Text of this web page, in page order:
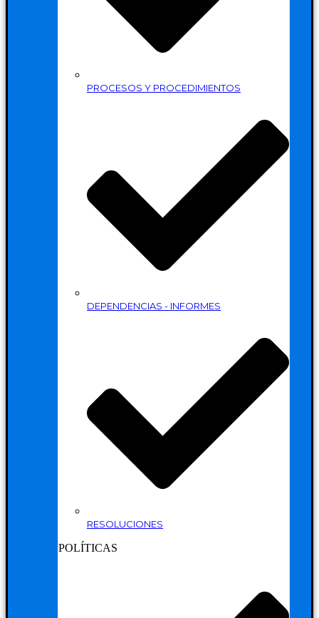
PROCESOS Y PROCEDIMIENTOS
DEPENDENCIAS - INFORMES
RESOLUCIONES
POLÍTICAS